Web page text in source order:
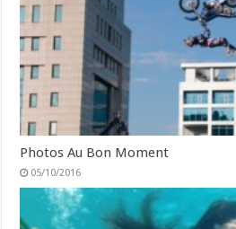
Photos Au Bon Moment
05/10/2016